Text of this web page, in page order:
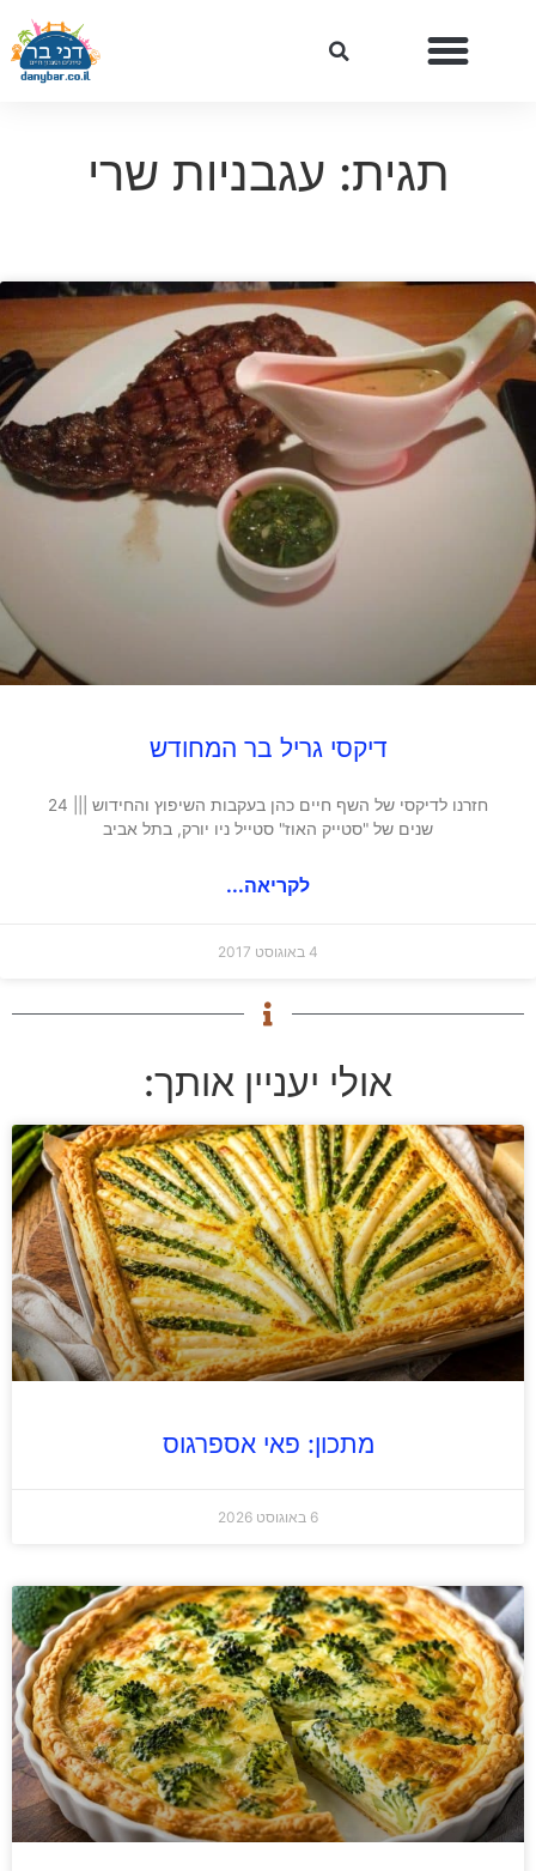
תגית: עגבניות שרי
דיקסי גריל בר המחודש
חזרנו לדיקסי של השף חיים כהן בעקבות השיפוץ והחידוש ||| 24
שנים של "סטייק האוז" סטייל ניו יורק, בתל אביב
לקריאה...
4 באוגוסט 2017
אולי יעניין אותך:
מתכון: פאי אספרגוס
6 באוגוסט 2026